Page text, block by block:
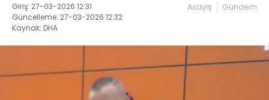
Giriş: 27-03-2026 12:31
Güncelleme: 27-03-2026 12:32
Kaynak: DHA
Asayiş Gündem